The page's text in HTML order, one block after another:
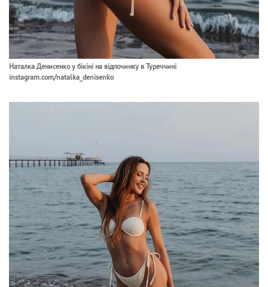
Наталка Денисенко у бікіні на відпочинку в Туреччині
instagram.com/natalka_denisenko